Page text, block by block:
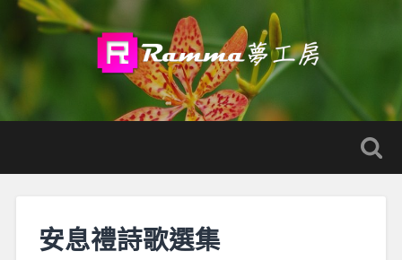
安息禮詩歌選集